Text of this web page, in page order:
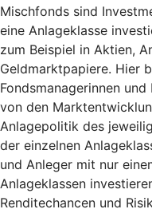
Mischfonds sind
eine Anlageklasse
zum Beispiel in Aktien,
Geldmarktpapiere. Hier
Fondsmanagerinnen
von den
Anlagepolitik des
der einzelnen
und Anleger mit nur
Anlageklassen
Renditechancen und